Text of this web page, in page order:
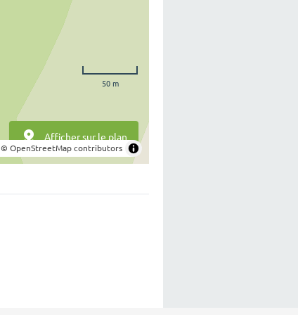
50 m
© OpenStreetMap contributors
Afficher sur le plan